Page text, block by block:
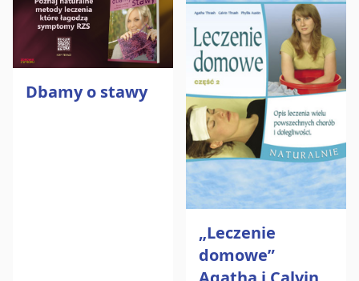
Dbamy o stawy
„Leczenie
domowe”